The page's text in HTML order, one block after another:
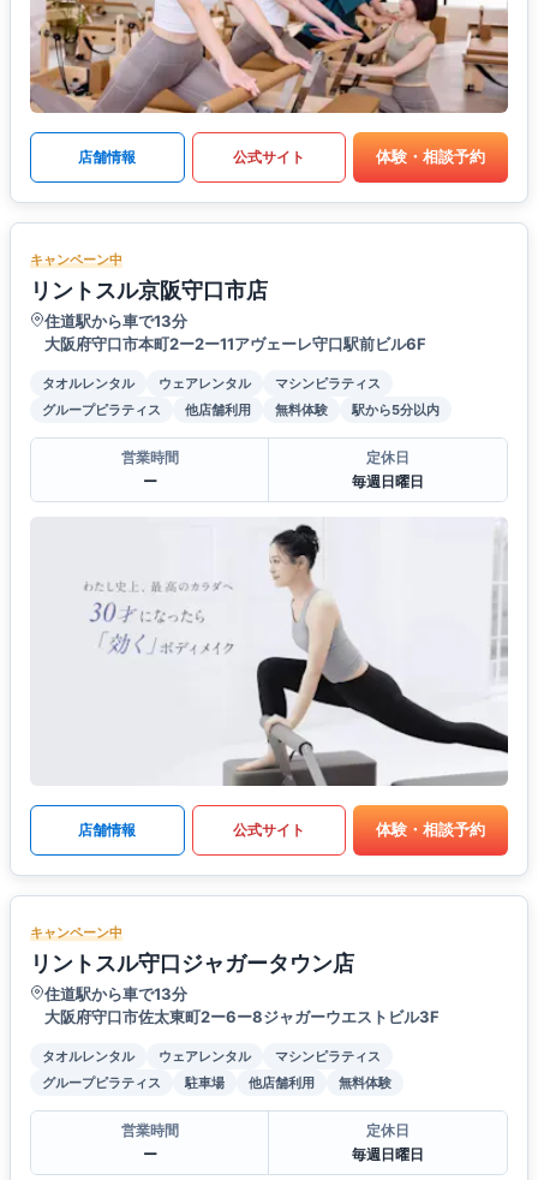
店舗情報 公式サイト 体験・相談予約
キャンペーン中
リントスル京阪守口市店
住道駅から車で13分
大阪府守口市本町2ー2ー11アヴェーレ守口駅前ビル6F
タオルレンタル ウェアレンタル
マシンピラティス
グループピラティス
他店舗利用 無料体験 駅から5分以内
営業時間
ー
定休日
毎週日曜日
店舗情報 公式サイト 体験・相談予約
キャンペーン中
リントスル守口ジャガータウン店
住道駅から車で13分
大阪府守口市佐太東町2ー6ー8ジャガーウエストビル3F
タオルレンタル ウェアレンタル
マシンピラティス
グループピラティス
駐車場 他店舗利用 無料体験
営業時間
ー
定休日
毎週日曜日